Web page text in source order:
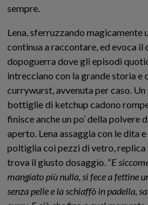
sempre.
Lena, sferruzzando magicamente
continua a raccontare, ed evoca
dopoguerra dove gli episodi
intrecciano con la grande storia e
currywurst, avvenuta per caso.
bottiglie di ketchup cadono
finisce anche un po’ della polvere
aperto. Lena assaggia con le dita
poltiglia coi pezzi di vetro, replica
trova il giusto dosaggio. “E
mangiato più nulla, si fece a fettine
senza pelle e la schiaffò in padella,